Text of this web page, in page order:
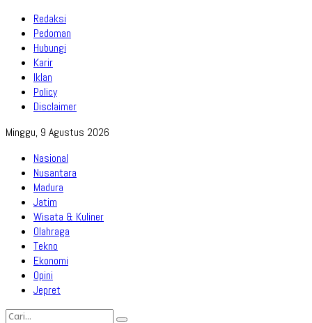
Redaksi
Pedoman
Hubungi
Karir
Iklan
Policy
Disclaimer
Minggu, 9 Agustus 2026
Nasional
Nusantara
Madura
Jatim
Wisata & Kuliner
Olahraga
Tekno
Ekonomi
Opini
Jepret